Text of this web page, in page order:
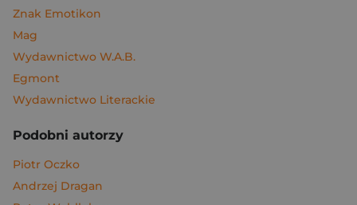
Znak Emotikon
Mag
Wydawnictwo W.A.B.
Egmont
Wydawnictwo Literackie
Podobni autorzy
Piotr Oczko
Andrzej Dragan